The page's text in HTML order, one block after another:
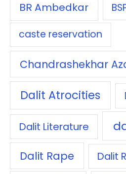
BR Ambedkar
caste reservation
Chandrashekhar
Dalit Atrocities
Dalit Literature
Dalit Rape Dalit